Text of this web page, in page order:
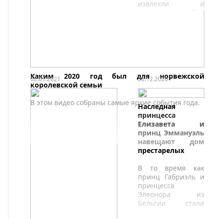
извлекли и
перенесли. Это
Каким 2020 год был для норвежской
королевской семьи
В этом видео собраны самые яркие события года.
02.01.2021 28.12.2020
Наследная
принцесса
Елизавета и
принц Эммануэль
навещают дом
престарелых
В то время как
принц Габриэль и
принцесса
Элеонора из
Бельгии стали